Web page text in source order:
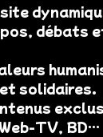
débats
solidaires.
TV, BD…